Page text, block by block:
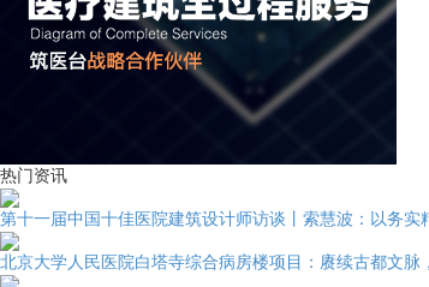
热门资讯
第十一届中国十佳医院建筑设计师访谈丨索慧波：以务实
北京大学人民医院白塔寺综合病房楼项目：赓续古都文脉